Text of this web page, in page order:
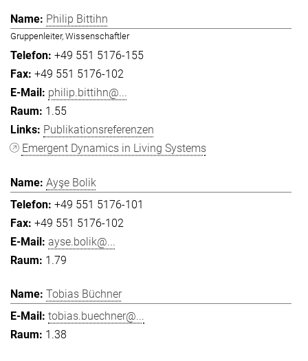
Philip Bittihn
Gruppenleiter, Wissenschaftler
+49 551 5176-155
+49 551 5176-102
philip.bittihn@...
1.55
Publikationsreferenzen
Emergent Dynamics in Living Systems
Ayşe Bolik
+49 551 5176-101
+49 551 5176-102
ayse.bolik@...
1.79
Tobias Büchner
tobias.buechner@...
1.38